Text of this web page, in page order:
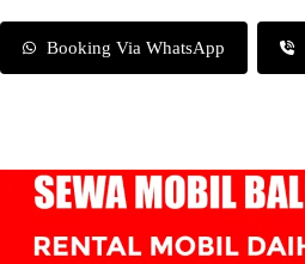
Booking Via WhatsApp